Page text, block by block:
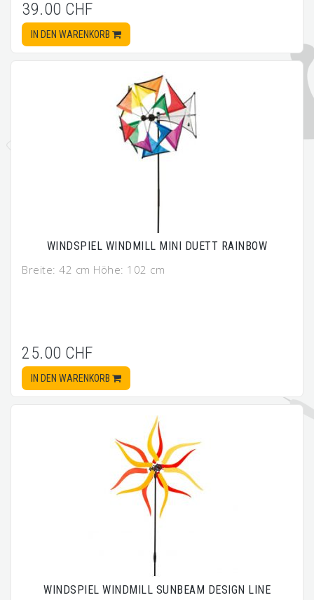
39.00 CHF
IN DEN WARENKORB
WINDSPIEL WINDMILL MINI DUETT RAINBOW
Breite: 42 cm Höhe: 102 cm
25.00 CHF
IN DEN WARENKORB
WINDSPIEL WINDMILL SUNBEAM DESIGN LINE